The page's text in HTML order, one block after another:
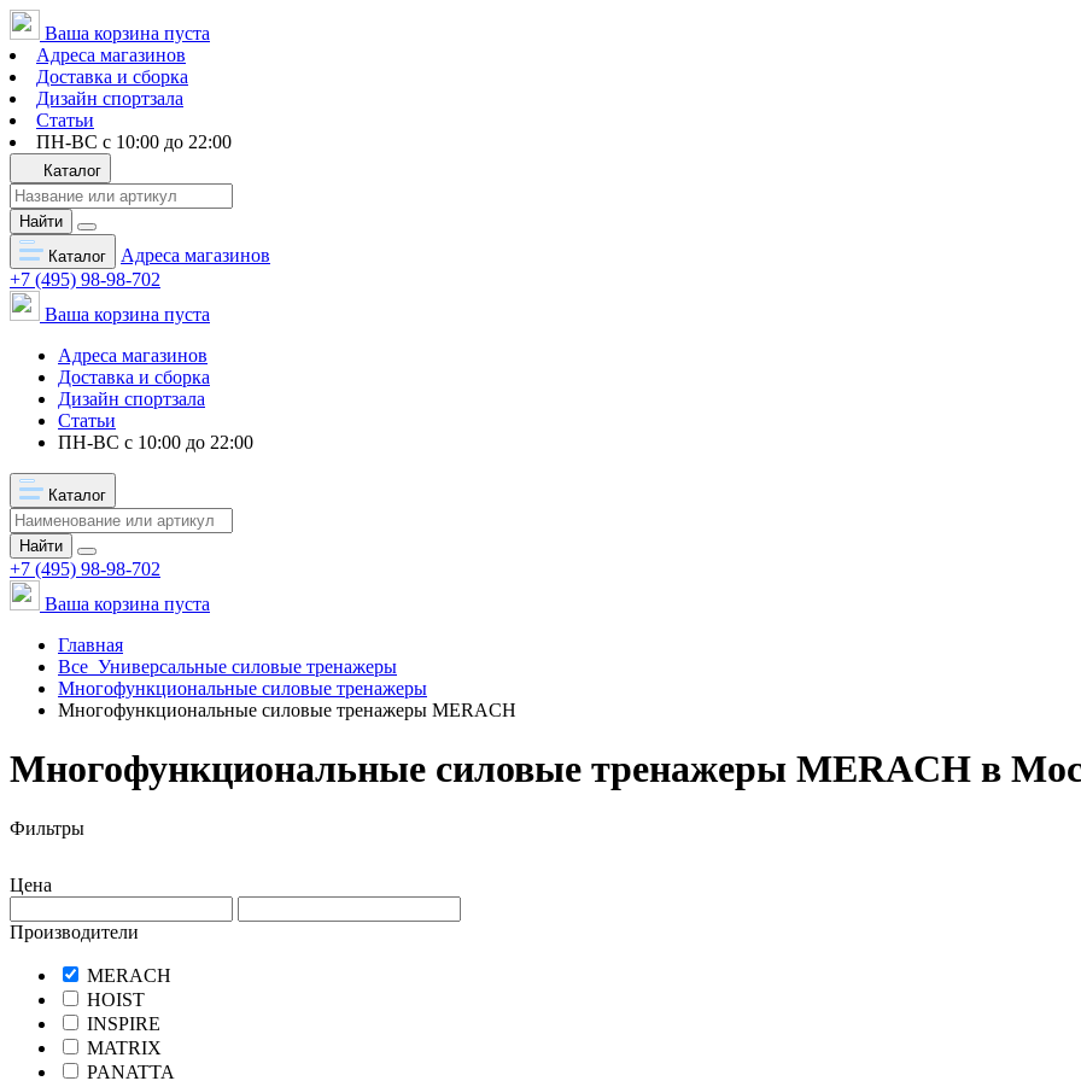
Ваша корзина пуста
Адреса магазинов
Доставка и сборка
Дизайн спортзала
Статьи
ПН-ВС с 10:00 до 22:00
Каталог
Найти
Каталог
Адреса магазинов
+7 (495) 98-98-702
Ваша корзина пуста
Адреса магазинов
Доставка и сборка
Дизайн спортзала
Статьи
ПН-ВС с 10:00 до 22:00
Каталог
Найти
+7 (495) 98-98-702
Ваша корзина пуста
Главная
Все Универсальные силовые тренажеры
Многофункциональные силовые тренажеры
Многофункциональные силовые тренажеры MERACH
Многофункциональные силовые тренажеры MERACH в
Фильтры
Цена
Производители
MERACH
HOIST
INSPIRE
MATRIX
PANATTA